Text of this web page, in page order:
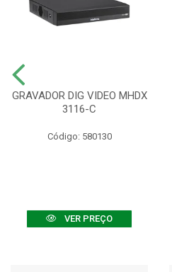
GRAVADOR DIG VIDEO MHDX
3116-C
Código: 580130
VER PREÇO